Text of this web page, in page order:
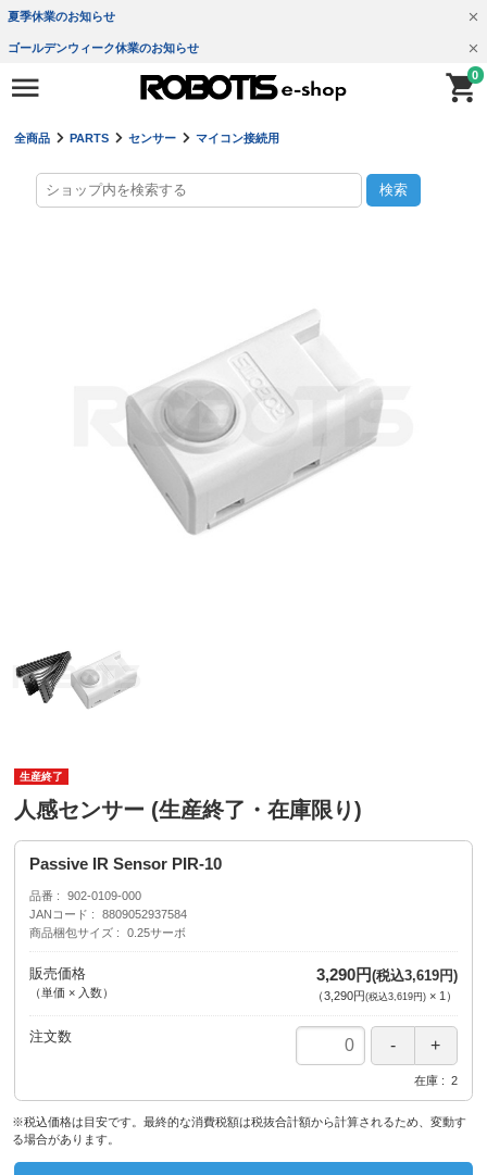
夏季休業のお知らせ
ゴールデンウィーク休業のお知らせ
0
全商品 PARTS センサー マイコン接続用
生産終了
人感センサー (生産終了・在庫限り)
Passive IR Sensor PIR-10
品番
902-0109-000
JANコード
8809052937584
商品梱包サイズ
0.25サーボ
販売価格
（単価 × 入数）
3,290円(税込3,619円)
（3,290円(税込3,619円)× 1 ）
注文数
在庫 2
※税込価格は目安です。最終的な消費税額は税抜合計額から計算されるため、変動す
る場合があります。